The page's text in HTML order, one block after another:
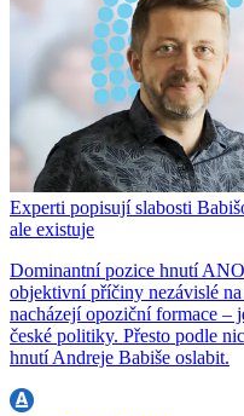
Experti popisují slabosti
ale existuje
Dominantní pozice hnutí
objektivní příčiny nezávislé
nacházejí opoziční formace –
české politiky. Přesto podle
hnutí Andreje Babiše oslabit.